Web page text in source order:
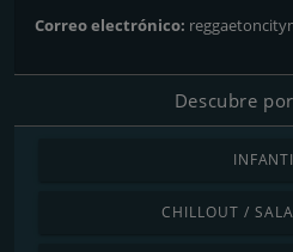
Correo electrónico:
Descubre
CHILLOUT /